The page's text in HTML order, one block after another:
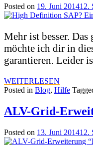
Posted on 19. Juni 201412.
Mehr ist besser.
möchte ich dir in
garantieren. Leider
WEITERLESEN
Posted in Blog, Hilfe
ALV-Grid-
Posted on 13. Juni 201412.